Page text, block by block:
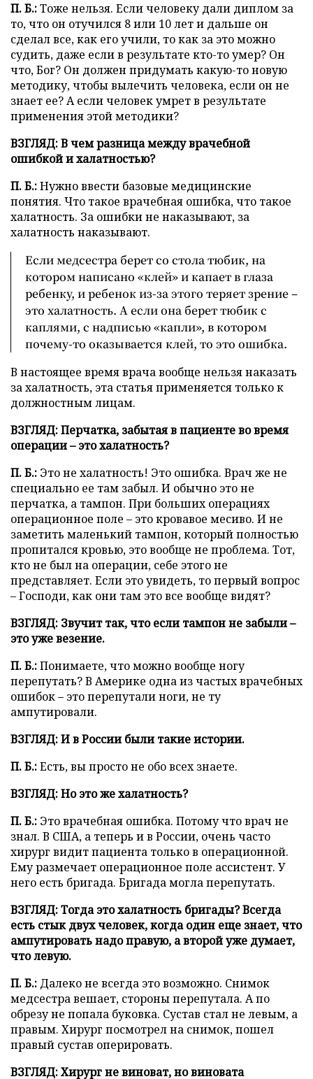
П. Б.:Тоже нельзя. Если человеку дали диплом за
то, что он отучился 8 или 10 лет и дальше он
сделал все, как его учили, то как за это можно
судить, даже если в результате кто-то умер? Он
что, Бог? Он должен придумать какую-то новую
методику, чтобы вылечить человека, если он не
знает ее? А если человек умрет в результате
применения этой методики?
ВЗГЛЯД:В чем разница между врачебной
ошибкой и халатностью?
П. Б.:Нужно ввести базовые медицинские
понятия. Что такое врачебная ошибка, что такое
халатность. За ошибки не наказывают, за
халатность наказывают.
Если медсестра берет со стола тюбик, на
котором написано «клей» и капает в глаза
ребенку, и ребенок из-за этого теряет зрение –
это халатность. А если она берет тюбик с
каплями, с надписью «капли», в котором
почему-то оказывается клей, то это ошибка.
В настоящее время врача вообще нельзя наказать
за халатность, эта статья применяется только к
должностным лицам.
ВЗГЛЯД:Перчатка, забытая в пациенте во время
операции – это халатность?
П. Б.: Это не халатность! Это ошибка. Врач же не
специально ее там забыл. И обычно это не
перчатка, а тампон. При больших операциях
операционное поле – это кровавое месиво. И не
заметить маленький тампон, который полностью
пропитался кровью, это вообще не проблема. Тот,
кто не был на операции, себе этого не
представляет. Если это увидеть, то первый вопрос
– Господи, как они там это все вообще видят?
ВЗГЛЯД: Звучит так, что если тампон не забыли –
это уже везение.
П. Б.:Понимаете, что можно вообще ногу
перепутать? В Америке одна из частых врачебных
ошибок – это перепутали ноги, не ту
ампутировали.
ВЗГЛЯД: И в России были такие истории.
П. Б.:Есть, вы просто не обо всех знаете.
ВЗГЛЯД:Но это же халатность?
П. Б.: Это врачебная ошибка. Потому что врач не
знал. В США, а теперь и в России, очень часто
хирург видит пациента только в операционной.
Ему размечает операционное поле ассистент. У
него есть бригада. Бригада могла перепутать.
ВЗГЛЯД:Тогда это халатность бригады? Всегда
есть стык двух человек, когда один еще знает, что
ампутировать надо правую, а второй уже думает,
что левую.
П. Б.: Далеко не всегда это возможно. Снимок
медсестра вешает, стороны перепутала. А по
обрезу не попала буковка. Сустав стал не левым, а
правым. Хирург посмотрел на снимок, пошел
правый сустав оперировать.
ВЗГЛЯД: Хирург не виноват, но виновата